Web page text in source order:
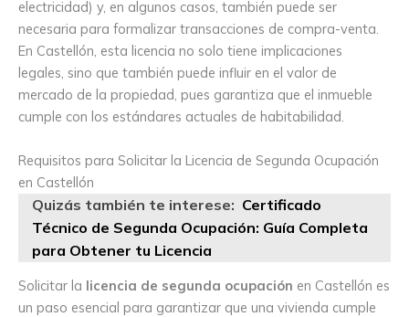
electricidad) y, en algunos casos, también puede ser
necesaria para formalizar transacciones de compra-venta.
En Castellón, esta licencia no solo tiene implicaciones
legales, sino que también puede influir en el valor de
mercado de la propiedad, pues garantiza que el inmueble
cumple con los estándares actuales de habitabilidad.
Requisitos para Solicitar la Licencia de Segunda Ocupación
en Castellón
Quizás también te interese: Certificado
Técnico de Segunda Ocupación: Guía Completa
para Obtener tu Licencia
Solicitar la licencia de segunda ocupación en Castellón es
un paso esencial para garantizar que una vivienda cumple